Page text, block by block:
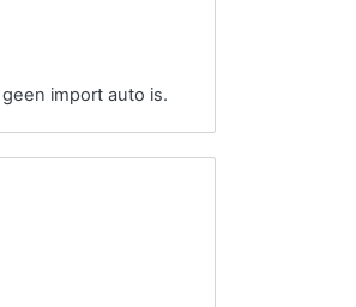
import auto is.